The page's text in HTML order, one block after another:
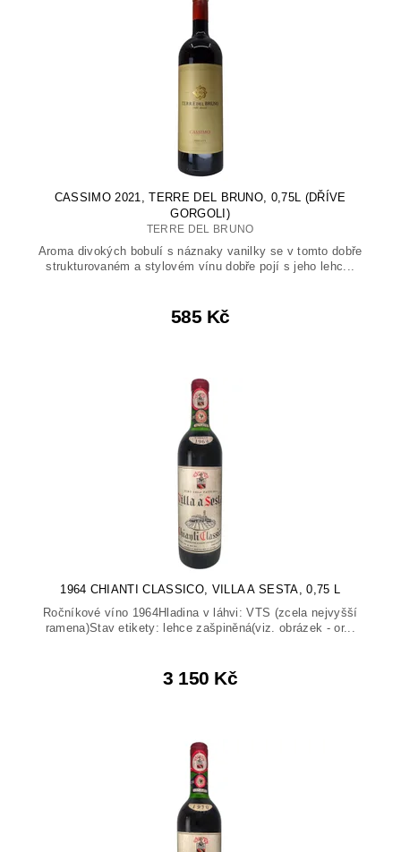
CASSIMO 2021, TERRE DEL BRUNO, 0,75L (DŘÍVE
GORGOLI)
TERRE DEL BRUNO
Aroma divokých bobulí s náznaky vanilky se v tomto dobře
strukturovaném a stylovém vínu dobře pojí s jeho lehc...
585 Kč
1964 CHIANTI CLASSICO, VILLA A SESTA, 0,75 L
Ročníkové víno 1964Hladina v láhvi: VTS (zcela nejvyšší
ramena)Stav etikety: lehce zašpiněná(viz. obrázek - or...
3 150 Kč